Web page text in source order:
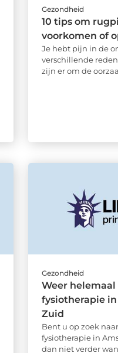
Gezondheid
10 tips om
voorkomen of
Je hebt pijn in de
verschillende
zijn er om de
Gezondheid
Weer
fysiotherapie
Zuid
Bent u op zoek
fysiotherapie in
dan niet verder